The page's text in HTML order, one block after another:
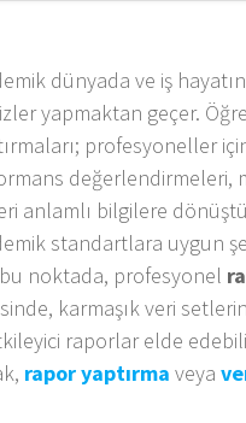
dünyada ve iş
yapmaktan geçer.
profesyoneller
değerlendirmeleri,
anlamlı bilgilere
standartlara uygun
noktada, profesyonel
karmaşık veri
raporlar elde
rapor yaptırma veya